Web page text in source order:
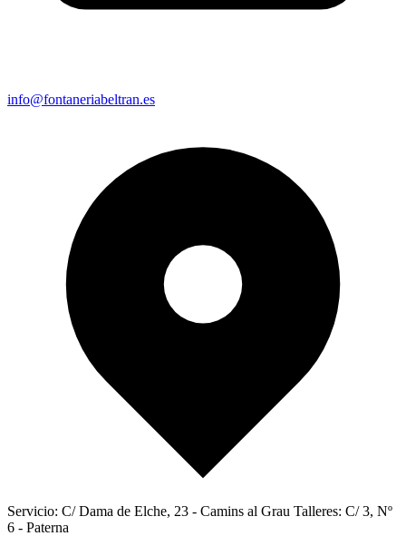
info@fontaneriabeltran.es
Servicio: C/ Dama de Elche, 23 - Camins al Grau Talleres: C/ 3, Nº
6 - Paterna